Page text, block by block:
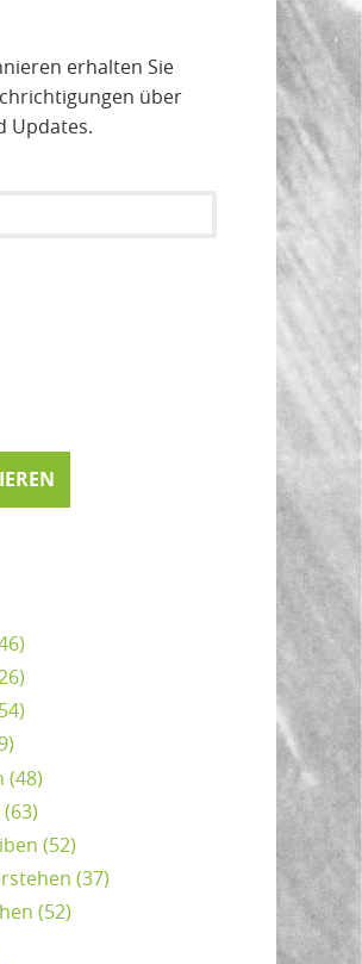
erhalten Sie
über
Updates.
(48)
(63)
(52)
(37)
(52)